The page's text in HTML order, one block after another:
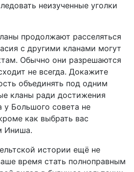
неизученные уголки
продолжают расселяться
с другими кланами могут
Обычно они разрешаются
не всегда. Докажите
объединять под одним
кланы ради достижения
у Большого совета не
как выбрать вас
Иниша.
истории ещё не
время стать полноправным